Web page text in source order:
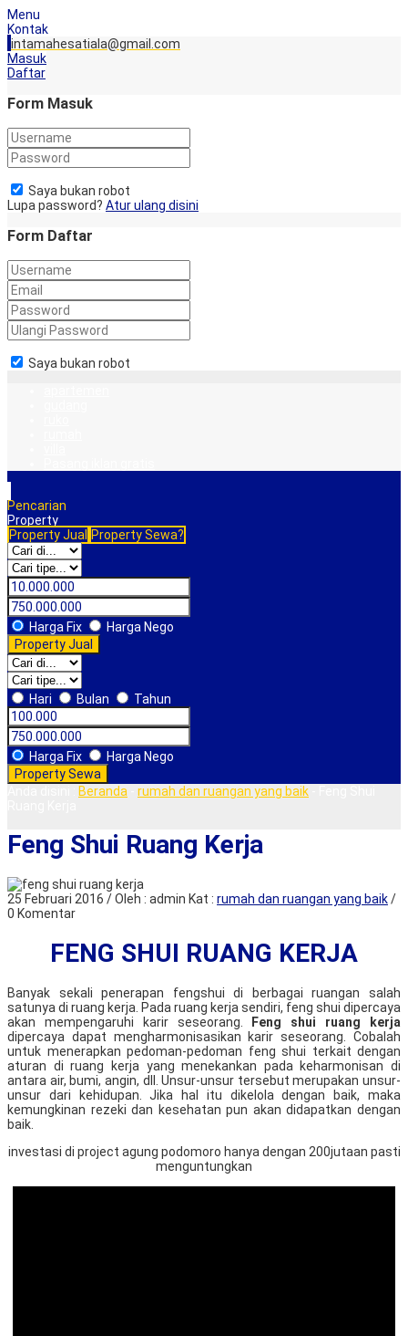
Menu
Kontak
intamahesatiala@gmail.com
Masuk
Daftar
Form Masuk
Saya bukan robot
Lupa password? Atur ulang disini
Form Daftar
Saya bukan robot
Pencarian
Property
Property Jual Property Sewa?
Harga Fix
Harga Nego
Property Jual
Hari Bulan Tahun
Harga Fix
Harga Nego
Property Sewa
Beranda rumah dan ruangan yang baik
Feng Shui Ruang Kerja
25 Februari 2016 / Oleh : admin Kat : rumah dan ruangan yang baik/
0 Komentar
FENG SHUI RUANG KERJA
Banyak sekali penerapan fengshui di berbagai ruangan salah
satunya di ruang kerja. Pada ruang kerja sendiri, feng shui dipercaya
akan mempengaruhi karir seseorang. Feng shui ruang kerja
dipercaya dapat mengharmonisasikan karir seseorang. Cobalah
untuk menerapkan pedoman-pedoman feng shui terkait dengan
aturan di ruang kerja yang menekankan pada keharmonisan di
antara air, bumi, angin, dll. Unsur-unsur tersebut merupakan unsur-
unsur dari kehidupan. Jika hal itu dikelola dengan baik, maka
kemungkinan rezeki dan kesehatan pun akan didapatkan dengan
baik.
investasi di project agung podomoro hanya dengan 200jutaan pasti
menguntungkan